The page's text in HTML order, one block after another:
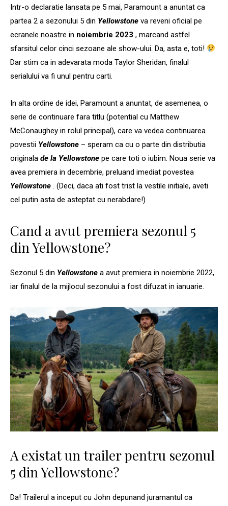
Intr-o declaratie lansata pe 5 mai, Paramount a anuntat ca
partea 2 a sezonului 5 din Yellowstone va reveni oficial pe
ecranele noastre in noiembrie 2023 , marcand astfel
sfarsitul celor cinci sezoane ale show-ului. Da, asta e, toti!
Dar stim ca in adevarata moda Taylor Sheridan, finalul
serialului va fi unul pentru carti.
In alta ordine de idei, Paramount a anuntat, de asemenea, o
serie de continuare fara titlu (potential cu Matthew
McConaughey in rolul principal), care va vedea continuarea
povestii Yellowstone – speram ca cu o parte din distributia
originala de la Yellowstone pe care toti o iubim. Noua serie va
avea premiera in decembrie, preluand imediat povestea
Yellowstone . (Deci, daca ati fost trist la vestile initiale, aveti
cel putin asta de asteptat cu nerabdare!)
Cand a avut premiera sezonul 5
din Yellowstone?
Sezonul 5 din Yellowstone a avut premiera in noiembrie 2022,
iar finalul de la mijlocul sezonului a fost difuzat in ianuarie.
A existat un trailer pentru sezonul
5 din Yellowstone?
Da! Trailerul a inceput cu John depunand juramantul ca